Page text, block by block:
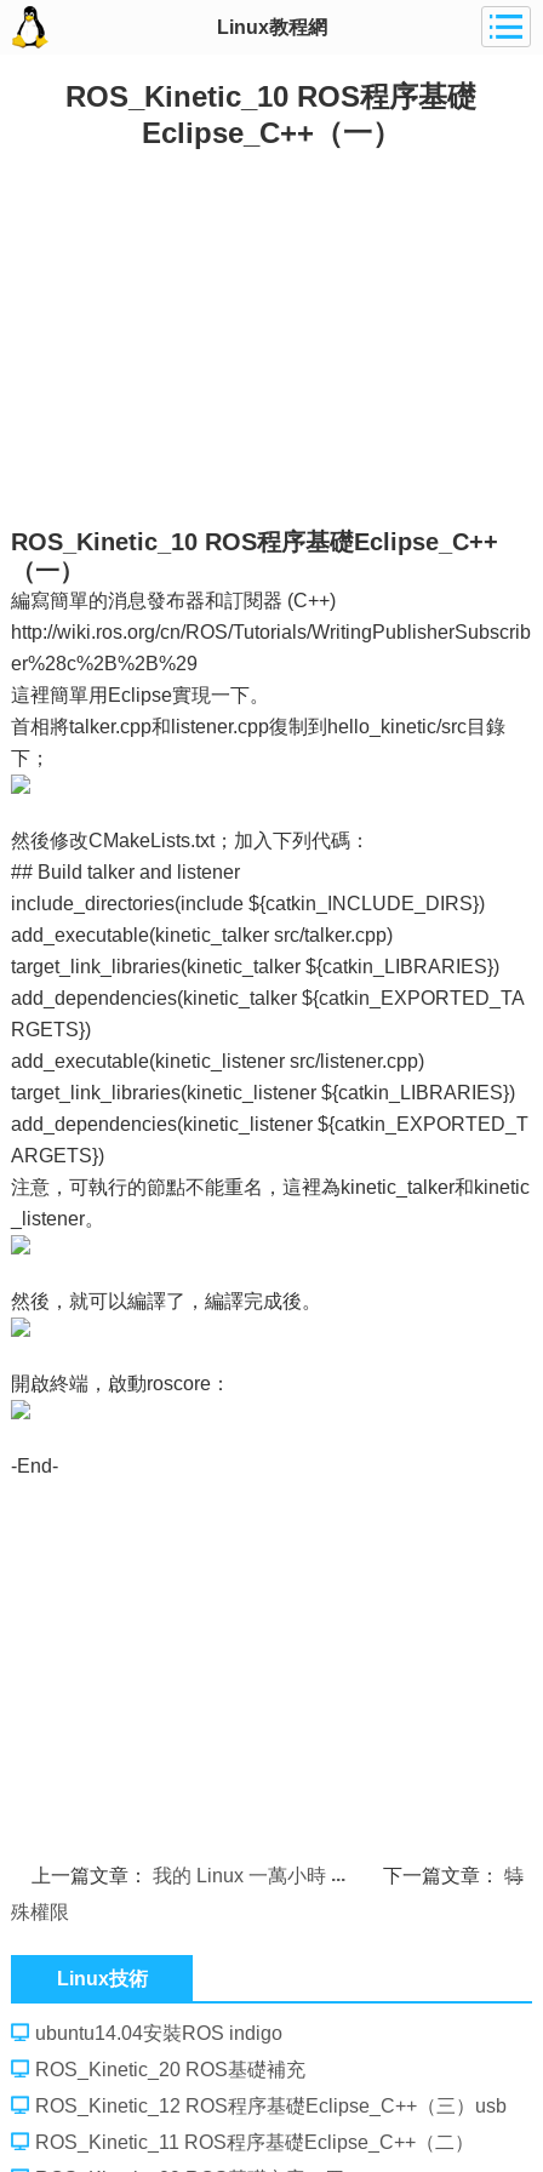
Linux教程網
ROS_Kinetic_10 ROS程序基礎
Eclipse_C++（一）
ROS_Kinetic_10 ROS程序基礎Eclipse_C++
（一）
編寫簡單的消息發布器和訂閱器 (C++)
http://wiki.ros.org/cn/ROS/Tutorials/WritingPublisherSubscrib
er%28c%2B%2B%29
這裡簡單用Eclipse實現一下。
首相將talker.cpp和listener.cpp復制到hello_kinetic/src目錄
下；
然後修改CMakeLists.txt；加入下列代碼：
## Build talker and listener
include_directories(include ${catkin_INCLUDE_DIRS})
add_executable(kinetic_talker src/talker.cpp)
target_link_libraries(kinetic_talker ${catkin_LIBRARIES})
add_dependencies(kinetic_talker ${catkin_EXPORTED_TA
RGETS})
add_executable(kinetic_listener src/listener.cpp)
target_link_libraries(kinetic_listener ${catkin_LIBRARIES})
add_dependencies(kinetic_listener ${catkin_EXPORTED_T
ARGETS})
注意，可執行的節點不能重名，這裡為kinetic_talker和kinetic
_listener。
然後，就可以編譯了，編譯完成後。
開啟終端，啟動roscore：
-End-
上一篇文章：我的 Linux 一萬小時 下一篇文章：特
殊權限
Linux技術
ubuntu14.04安裝ROS indigo
ROS_Kinetic_20 ROS基礎補充
ROS_Kinetic_12 ROS程序基礎Eclipse_C++（三）usb
camera
ROS_Kinetic_11 ROS程序基礎Eclipse_C++（二）